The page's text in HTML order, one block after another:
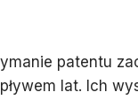
patentu
lat. Ich